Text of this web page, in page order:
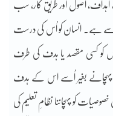
اہداف، اصول اور طریق کار، سب
سے ہے۔ انسان کو اُس کی درست
کو کسی مقصد یا ہدف کی طرف
پہچانے بغیر اُسے اس کے ہدف
خصوصیات کو پہچاننا نظامِ تعلیم کی